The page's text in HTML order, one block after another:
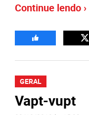
Continue lendo ›
GERAL
Vapt-vupt